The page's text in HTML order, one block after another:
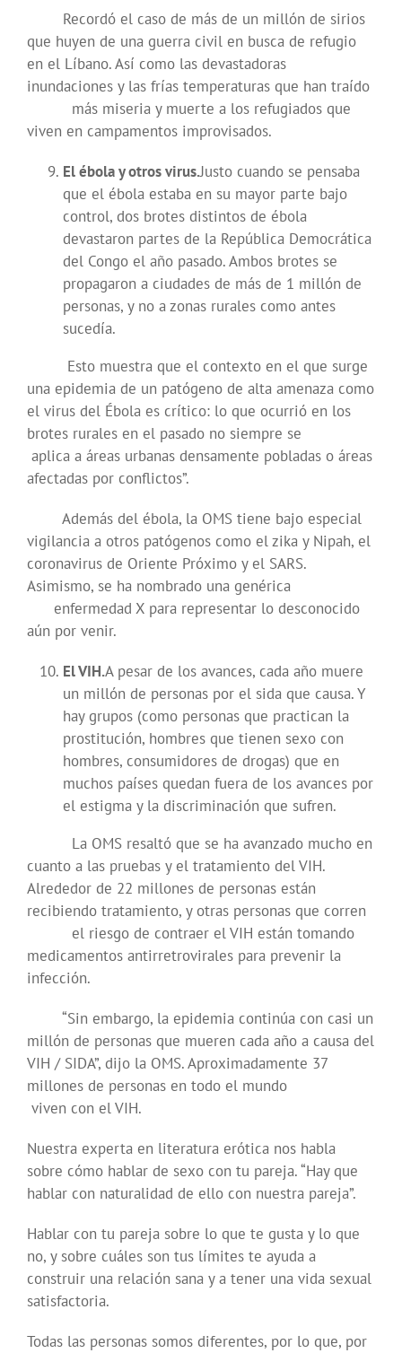
Recordó el caso de más de un millón de sirios
que huyen de una guerra civil en busca de refugio
en el Líbano. Así como las devastadoras
inundaciones y las frías temperaturas que han traído
más miseria y muerte a los refugiados que
viven en campamentos improvisados.
El ébola y otros virus.Justo cuando se pensaba
que el ébola estaba en su mayor parte bajo
control, dos brotes distintos de ébola
devastaron partes de la República Democrática
del Congo el año pasado. Ambos brotes se
propagaron a ciudades de más de 1 millón de
personas, y no a zonas rurales como antes
sucedía.
Esto muestra que el contexto en el que surge
una epidemia de un patógeno de alta amenaza como
el virus del Ébola es crítico: lo que ocurrió en los
brotes rurales en el pasado no siempre se
aplica a áreas urbanas densamente pobladas o áreas
afectadas por conflictos”.
Además del ébola, la OMS tiene bajo especial
vigilancia a otros patógenos como el zika y Nipah, el
coronavirus de Oriente Próximo y el SARS.
Asimismo, se ha nombrado una genérica
enfermedad X para representar lo desconocido
aún por venir.
El VIH.A pesar de los avances, cada año muere
un millón de personas por el sida que causa. Y
hay grupos (como personas que practican la
prostitución, hombres que tienen sexo con
hombres, consumidores de drogas) que en
muchos países quedan fuera de los avances por
el estigma y la discriminación que sufren.
La OMS resaltó que se ha avanzado mucho en
cuanto a las pruebas y el tratamiento del VIH.
Alrededor de 22 millones de personas están
recibiendo tratamiento, y otras personas que corren
el riesgo de contraer el VIH están tomando
medicamentos antirretrovirales para prevenir la
infección.
“Sin embargo, la epidemia continúa con casi un
millón de personas que mueren cada año a causa del
VIH / SIDA”, dijo la OMS. Aproximadamente 37
millones de personas en todo el mundo
viven con el VIH.
Nuestra experta en literatura erótica nos habla
sobre cómo hablar de sexo con tu pareja. “Hay que
hablar con naturalidad de ello con nuestra pareja”.
Hablar con tu pareja sobre lo que te gusta y lo que
no, y sobre cuáles son tus límites te ayuda a
construir una relación sana y a tener una vida sexual
satisfactoria.
Todas las personas somos diferentes, por lo que, por